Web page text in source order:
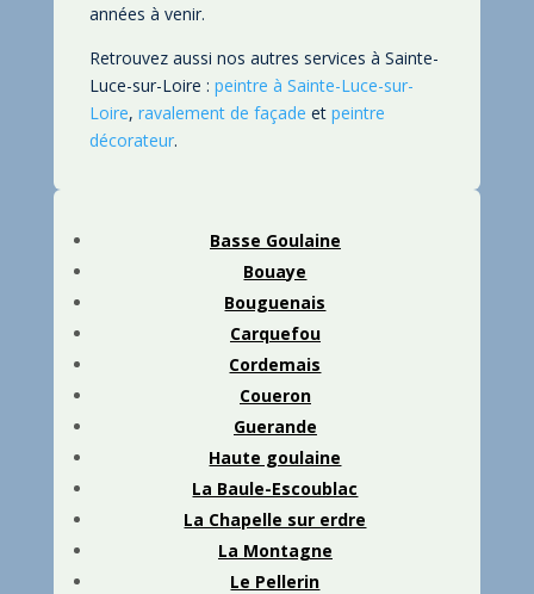
années à venir.
Retrouvez aussi nos autres services à Sainte-
Luce-sur-Loire : peintre à Sainte-Luce-sur-
Loire, ravalement de façade et peintre
décorateur.
Basse Goulaine
Bouaye
Bouguenais
Carquefou
Cordemais
Coueron
Guerande
Haute goulaine
La Baule-Escoublac
La Chapelle sur erdre
La Montagne
Le Pellerin